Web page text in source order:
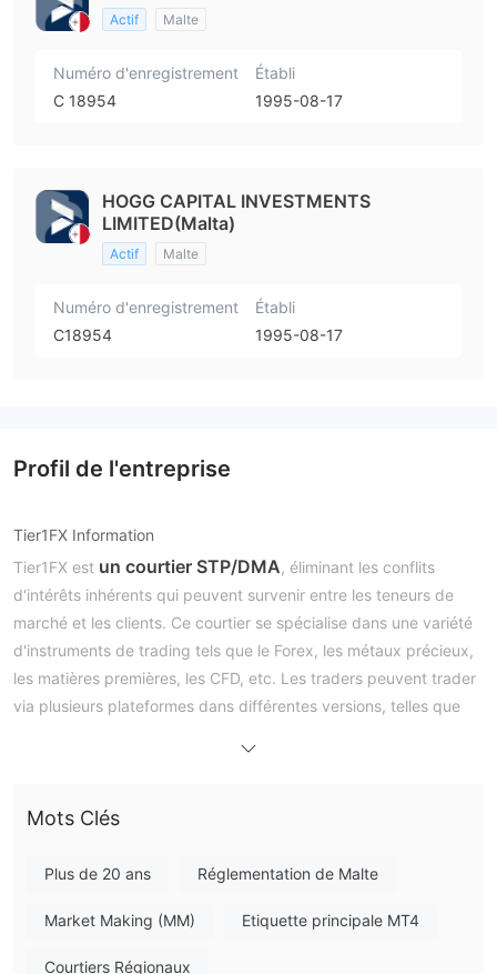
Actif Malte
Numéro d'enregistrement
C 18954
Établi
1995-08-17
HOGG CAPITAL INVESTMENTS
LIMITED(Malta)
Actif Malte
Numéro d'enregistrement
C18954
Établi
1995-08-17
Profil de l'entreprise
Tier1FX Information
Tier1FX est un courtier STP/DMA, éliminant les conflits
d'intérêts inhérents qui peuvent survenir entre les teneurs de
marché et les clients. Ce courtier se spécialise dans une variété
d'instruments de trading tels que le Forex, les métaux précieux,
les matières premières, les CFD, etc. Les traders peuvent trader
via plusieurs plateformes dans différentes versions, telles que
L'Autorité des services financiers de Malte (MFSA)
licence Market Making (MM), ce qui le rend plus sûr que celui
réglementaires, les demandes des résidents des États-Unis, de
Mots Clés
Plus de 20 ans Réglementation de Malte
Market Making (MM) Etiquette principale MT4
Courtiers Régionaux